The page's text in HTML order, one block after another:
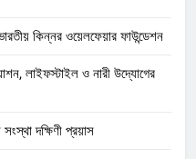
কিন্নর ওয়েলফেয়ার ফাউন্ডেশন
লাইফস্টাইল ও নারী উদ্যোগের
দক্ষিণী প্রয়াস